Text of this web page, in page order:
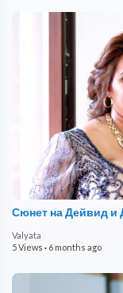
Сюнет на Дейвид и
Valyata
5 Views · 6 months ago